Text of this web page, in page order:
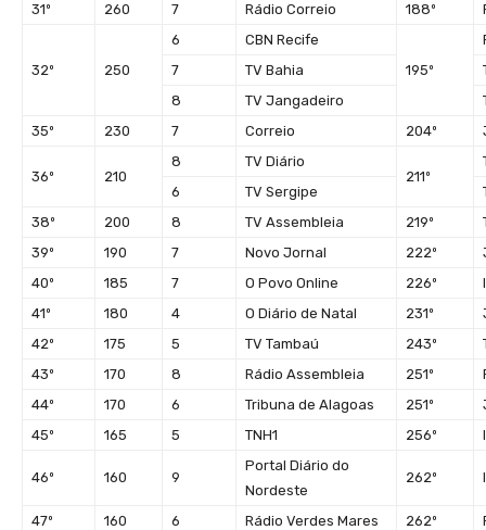
31º 260 7 Rádio Correio 188º
32º 250
6
CBN Recife
195º
7
TV Bahia
8
TV Jangadeiro
35º
230 7 Correio 204º
36º 210
8
TV Diário
211º
6
TV Sergipe
38º
200 8 TV Assembleia 219º
39º
190 7 Novo Jornal 222º
40º
185 7 O Povo Online 226º
41º
180 4 O Diário de Natal 231º
42º
175 5 TV Tambaú 243º
43º
170 8 Rádio Assembleia 251º
44º
170 6 Tribuna de Alagoas 251º
45º
165 5 TNH1 256º
46º 160 9
Portal Diário do
Nordeste
262º
47º 160 6 Rádio Verdes Mares 262º